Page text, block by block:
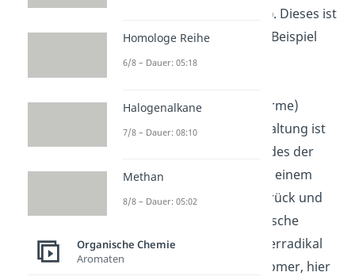
(DBPO). Dieses ist
labil und kann somit zum Beispiel
photolytisch(unter
thermolytisch
(durch Wärme)
gespalten werden. Die Spaltung ist
, das heißt jedes der
beiden Radikale bleibt mit einem
ungepaarten
zurück und
sind bereit für die radikalische
Polymerisation. Das Starterradikal
kann nun mit einem Monomer, hier
Homologe Reihe
6/8 – Dauer: 05:18
Halogenalkane
7/8 – Dauer: 08:10
Methan
8/8 – Dauer: 05:02
Organische Chemie
Aromaten